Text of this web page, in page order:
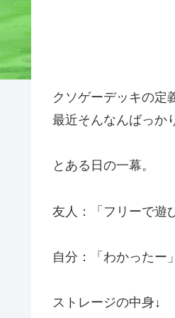
クソゲーデッキの定
最近そんなんばっか
とある日の一幕。
友人：「フリーで遊
自分：「わかったー」
ストレージの中身↓